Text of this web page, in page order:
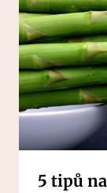
5 tipů